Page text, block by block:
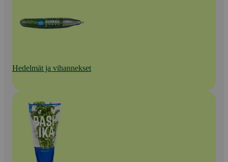
Hedelmät ja vihannekset